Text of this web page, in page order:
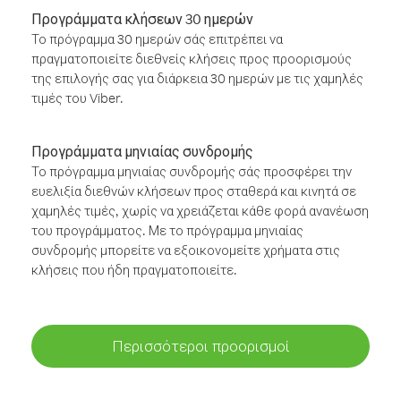
Προγράμματα κλήσεων 30 ημερών
Το πρόγραμμα 30 ημερών σάς επιτρέπει να
πραγματοποιείτε διεθνείς κλήσεις προς προορισμούς
της επιλογής σας για διάρκεια 30 ημερών με τις χαμηλές
τιμές του Viber.
Προγράμματα μηνιαίας συνδρομής
Το πρόγραμμα μηνιαίας συνδρομής σάς προσφέρει την
ευελιξία διεθνών κλήσεων προς σταθερά και κινητά σε
χαμηλές τιμές, χωρίς να χρειάζεται κάθε φορά ανανέωση
του προγράμματος. Με το πρόγραμμα μηνιαίας
συνδρομής μπορείτε να εξοικονομείτε χρήματα στις
κλήσεις που ήδη πραγματοποιείτε.
Περισσότεροι προορισμοί